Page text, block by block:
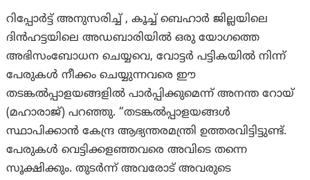
റിപ്പോർട്ട് അനുസരിച്ച് , കൂച്ച് ബെഹാർ ജില്ലയിലെ
ദിൻഹട്ടയിലെ അഡബാരിയിൽ ഒരു യോഗത്തെ
അഭിസംബോധന ചെയ്യവെ, വോട്ടർ പട്ടികയിൽ നിന്ന്
പേരുകൾ നീക്കം ചെയ്യുന്നവരെ ഈ
തടങ്കൽപ്പാളയങ്ങളിൽ പാർപ്പിക്കുമെന്ന് അനന്ത റോയ്
(മഹാരാജ്) പറഞ്ഞു. “തടങ്കൽപ്പാളയങ്ങൾ
സ്ഥാപിക്കാൻ കേന്ദ്ര ആഭ്യന്തരമന്ത്രി ഉത്തരവിട്ടിട്ടുണ്ട്.
പേരുകൾ വെട്ടിക്കളഞ്ഞവരെ അവിടെ തന്നെ
സൂക്ഷിക്കും. തുടർന്ന് അവരോട് അവരുടെ